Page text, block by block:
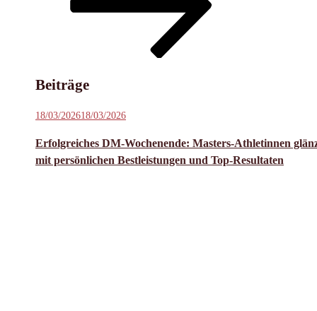
Beiträge
Veröffentlicht
18/03/202618/03/2026
Erfolgreiches DM-Wochenende: Masters-Athletinnen
mit persönlichen Bestleistungen und Top-Resultaten